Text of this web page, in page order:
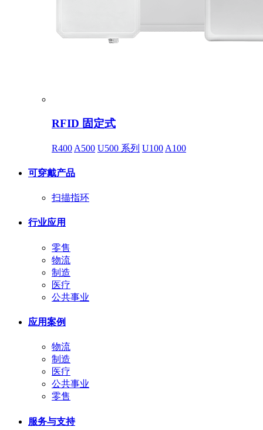
RFID 固定式
R400 A500 U500 系列 U100 A100
可穿戴产品
扫描指环
行业应用
零售
物流
制造
医疗
公共事业
应用案例
物流
制造
医疗
公共事业
零售
服务与支持